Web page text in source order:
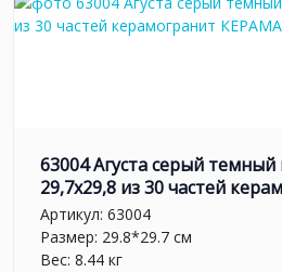
63004 Агуста серый
29,7х29,8 из 30 частей
Артикул: 63004
Размер: 29.8*29.7 см
Вес: 8.44 кг